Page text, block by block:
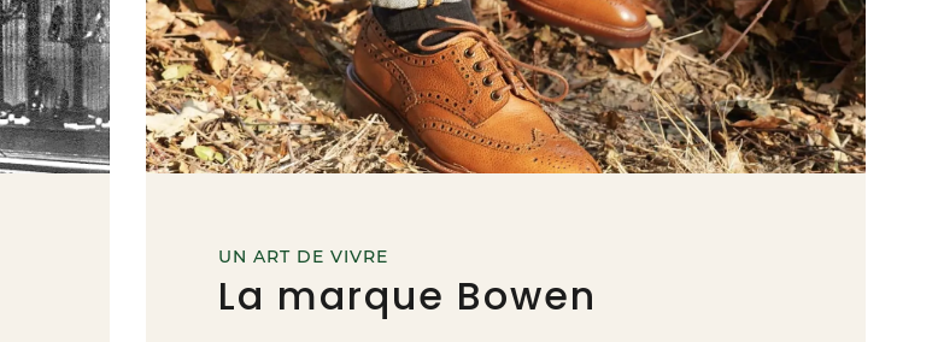
UN ART DE VIVRE
La marque Bowen